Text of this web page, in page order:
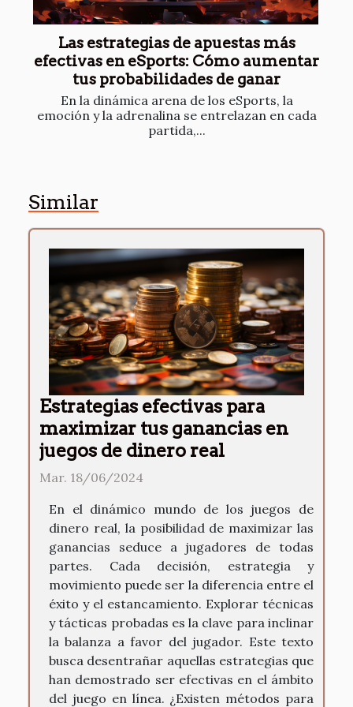
Las estrategias de apuestas más
efectivas en eSports: Cómo aumentar
tus probabilidades de ganar
En la dinámica arena de los eSports, la
emoción y la adrenalina se entrelazan en cada
partida,...
Similar
Estrategias efectivas para
maximizar tus ganancias en
juegos de dinero real
Mar. 18/06/2024
En el dinámico mundo de los juegos de
dinero real, la posibilidad de maximizar las
ganancias seduce a jugadores de todas
partes. Cada decisión, estrategia y
movimiento puede ser la diferencia entre el
éxito y el estancamiento. Explorar técnicas
y tácticas probadas es la clave para inclinar
la balanza a favor del jugador. Este texto
busca desentrañar aquellas estrategias que
han demostrado ser efectivas en el ámbito
del juego en línea. ¿Existen métodos para